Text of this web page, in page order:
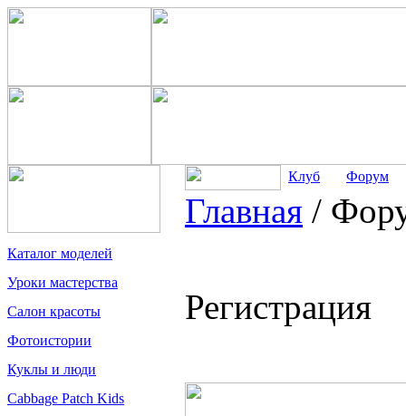
Каталог моделей
Уроки мастерства
Салон красоты
Фотоистории
Куклы и люди
Cabbage Patch Kids
Клуб Форум
Главная /
Регистрация